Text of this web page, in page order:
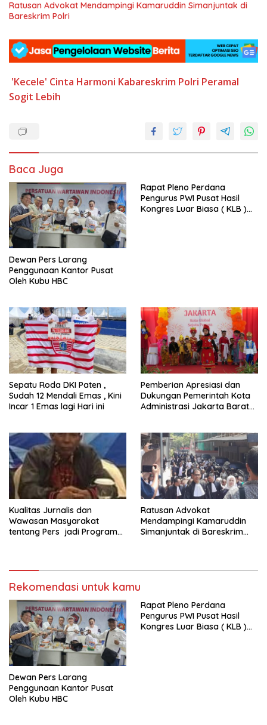
Ratusan Advokat Mendampingi Kamaruddin Simanjuntak di
Bareskrim Polri
'Kecele' Cinta Harmoni Kabareskrim Polri Peramal
Sogit Lebih
Baca Juga
Dewan Pers Larang
Penggunaan Kantor Pusat
Oleh Kubu HBC
Rapat Pleno Perdana
Pengurus PWI Pusat Hasil
Kongres Luar Biasa ( KLB )
Sepatu Roda DKI Paten ,
Sudah 12 Mendali Emas , Kini
Incar 1 Emas lagi Hari ini
Pemberian Apresiasi dan
Dukungan Pemerintah Kota
Administrasi Jakarta Barat
Jelajah Sahabat Perempuan
dan Anak ( SAPA )
Kualitas Jurnalis dan
Wawasan Masyarakat
tentang Pers jadi Program
Ratusan Advokat
Mendampingi Kamaruddin
Simanjuntak di Bareskrim
Rekomendasi untuk kamu
Dewan Pers Larang
Penggunaan Kantor Pusat
Oleh Kubu HBC
Rapat Pleno Perdana
Pengurus PWI Pusat Hasil
Kongres Luar Biasa ( KLB )